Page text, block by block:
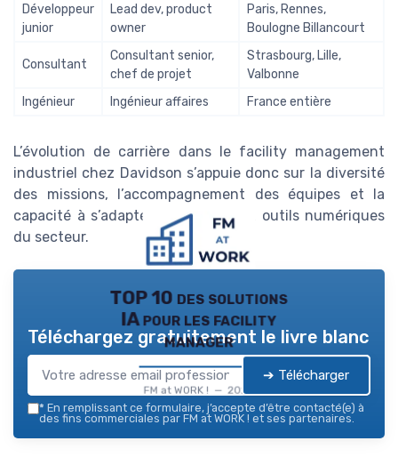
Développeur
junior
Lead dev, product
owner
Paris, Rennes,
Boulogne Billancourt
Consultant
Consultant senior,
chef de projet
Strasbourg, Lille,
Valbonne
Ingénieur
Ingénieur affaires France entière
L’évolution de carrière dans le facility management
industriel chez Davidson s’appuie donc sur la diversité
des missions, l’accompagnement des équipes et la
capacité à s’adapter aux nouveaux outils numériques
du secteur.
TOP 10 des solutions
IA pour les facility
manager
FM at WORK ! — 2026
Téléchargez gratuitement le livre blanc
➔ Télécharger
* En remplissant ce formulaire, j’accepte d’être contacté(e) à
des fins commerciales par FM at WORK ! et ses partenaires.